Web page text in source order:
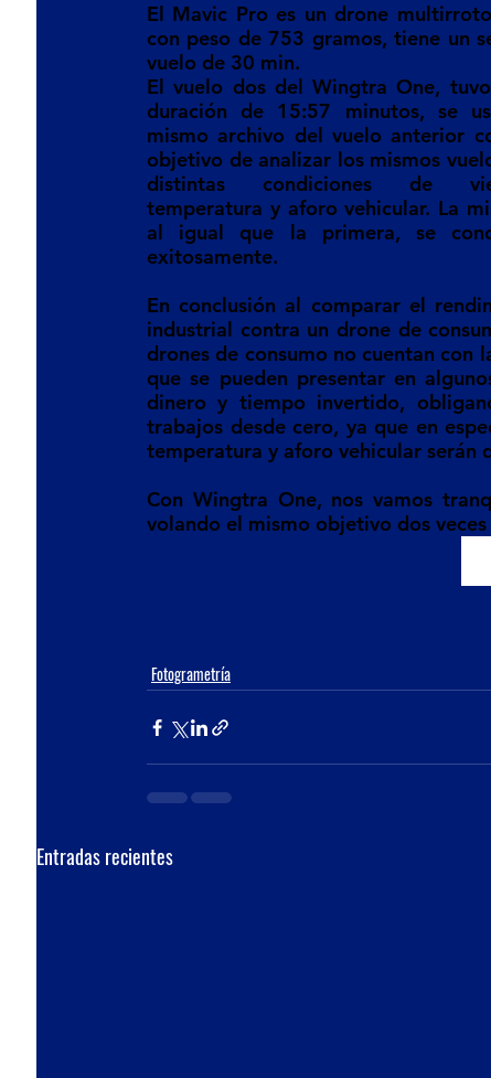
El Mavic Pro es un drone
con peso de 753 gramos, tiene un
vuelo de 30 min.
El vuelo dos del Wingtra One,
duración de 15:57 minutos, se
mismo archivo del vuelo anterior
objetivo de analizar los mismos
distintas condiciones de
temperatura y aforo vehicular. La
al igual que la primera, se
exitosamente.
En conclusión al comparar el
industrial contra un drone de
drones de consumo no cuentan con
que se pueden presentar en
dinero y tiempo invertido,
trabajos desde cero, ya que en
temperatura y aforo vehicular serán
Con Wingtra One, nos vamos
volando el mismo objetivo dos
Fotogrametría
Entradas recientes